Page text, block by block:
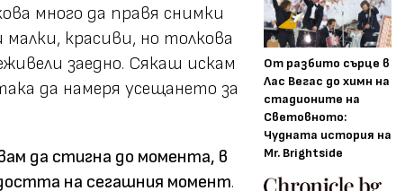
много да правя снимки
красиви, но толкова
заедно. Сякаш искам
да намеря усещането за
да стигна до момента, в
на сегашния момент.
От разбито сърце в
Лас Вегас до химн на
стадионите на
Световното:
Чудната история на
Mr. Brightside